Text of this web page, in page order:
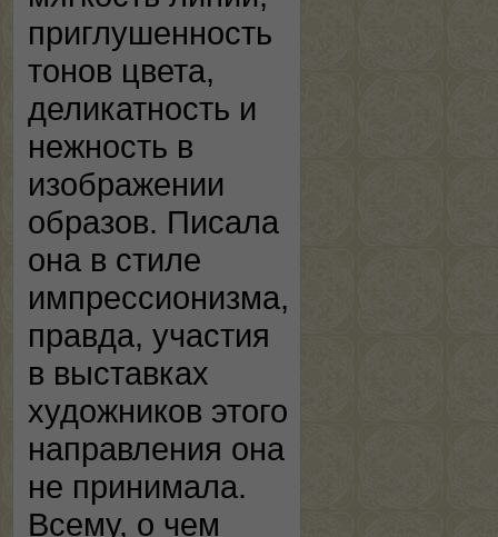
приглушенность
тонов цвета,
деликатность и
нежность в
изображении
образов. Писала
она в стиле
импрессионизма,
правда, участия
в выставках
художников этого
направления она
не принимала.
Всему, о чем